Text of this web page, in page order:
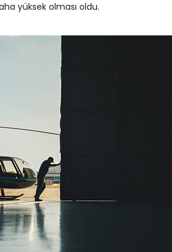
yüksek olması oldu.